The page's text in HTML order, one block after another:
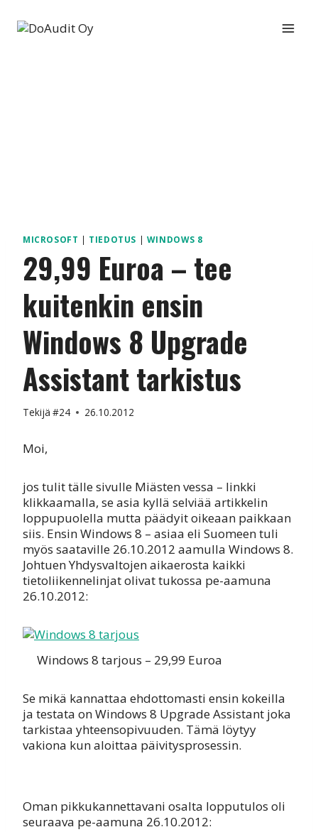
sisältöön
MICROSOFT | TIEDOTUS | WINDOWS 8
29,99 Euroa – tee
kuitenkin ensin
Windows 8 Upgrade
Assistant tarkistus
Tekijä #24 26.10.2012
Moi,
jos tulit tälle sivulle Miästen vessa – linkki
klikkaamalla, se asia kyllä selviää artikkelin
loppupuolella mutta päädyit oikeaan paikkaan
siis. Ensin Windows 8 – asiaa eli Suomeen tuli
myös saataville 26.10.2012 aamulla Windows 8.
Johtuen Yhdysvaltojen aikaerosta kaikki
tietoliikennelinjat olivat tukossa pe-aamuna
26.10.2012:
Windows 8 tarjous – 29,99 Euroa
Se mikä kannattaa ehdottomasti ensin kokeilla
ja testata on Windows 8 Upgrade Assistant joka
tarkistaa yhteensopivuuden. Tämä löytyy
vakiona kun aloittaa päivitysprosessin.
Oman pikkukannettavani osalta lopputulos oli
seuraava pe-aamuna 26.10.2012: